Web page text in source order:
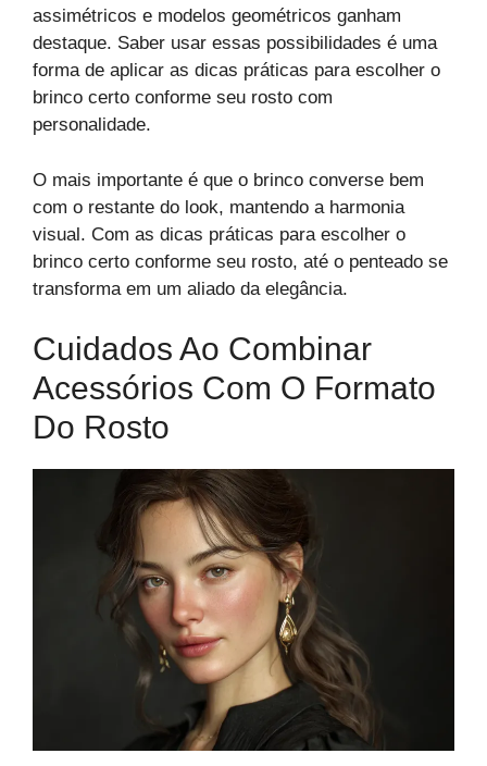
assimétricos e modelos geométricos ganham
destaque. Saber usar essas possibilidades é uma
forma de aplicar as dicas práticas para escolher o
brinco certo conforme seu rosto com
personalidade.
O mais importante é que o brinco converse bem
com o restante do look, mantendo a harmonia
visual. Com as dicas práticas para escolher o
brinco certo conforme seu rosto, até o penteado se
transforma em um aliado da elegância.
Cuidados Ao Combinar
Acessórios Com O Formato
Do Rosto